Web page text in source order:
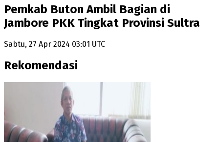
Pemkab Buton Ambil Bagian di
Jambore PKK Tingkat Provinsi Sultra
Sabtu, 27 Apr 2024 03:01 UTC
Rekomendasi